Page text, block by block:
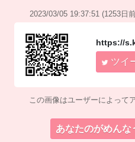
2023/03/05 19:37:51 (1253日
https://
ツイ
この画像はユーザーによって
あなたのがめんな